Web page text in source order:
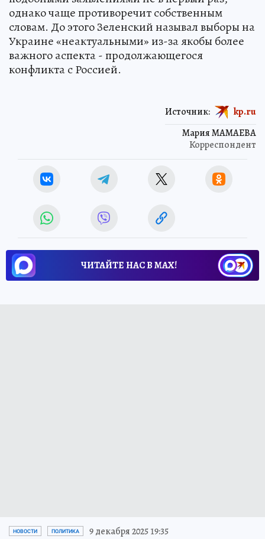
однако чаще противоречит собственным
словам. До этого Зеленский называл выборы на
Украине «неактуальными» из-за якобы более
важного аспекта - продолжающегося
конфликта с Россией.
Мария МАМАЕВА
Корреспондент
Источник: kp.ru
ЧИТАЙТЕ НАС В МАХ!
НОВОСТИ ПОЛИТИКА 9 декабря 2025 19:35